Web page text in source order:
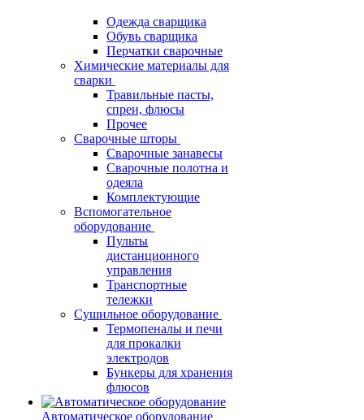
Одежда сварщика
Обувь сварщика
Перчатки сварочные
Химические материалы для
сварки
Травильные пасты,
спреи, флюсы
Прочее
Сварочные шторы
Сварочные занавесы
Сварочные полотна и
одеяла
Комплектующие
Вспомогательное
оборудование
Пульты
дистанционного
управления
Транспортные
тележки
Сушильное оборудование
Термопеналы и печи
для прокалки
электродов
Бункеры для хранения
флюсов
Автоматическое оборудование